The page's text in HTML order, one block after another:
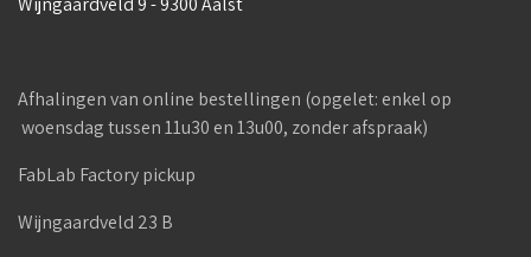
Afhalingen van online bestellingen (opgelet: enkel op
woensdag tussen 11u30 en 13u00, zonder afspraak)
FabLab Factory pickup
Wijngaardveld 23 B